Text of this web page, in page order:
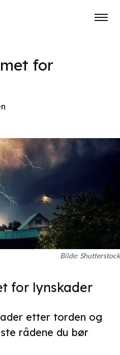
for
Bilde: Shutterstock
for lynskader
etter torden og
rådene du bør